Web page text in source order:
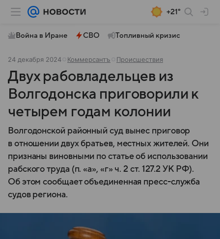
+21°
Война в Иране СВО Топливный кризис
24 декабря 2024 Коммерсантъ Происшествия
Двух рабовладельцев из
Волгодонска приговорили к
четырем годам колонии
Волгодонской районный суд вынес приговор
в отношении двух братьев, местных жителей. Они
признаны виновными по статье об использовании
рабского труда (п. «а», «г» ч. 2 ст. 127.2 УК РФ).
Об этом сообщает объединенная пресс-служба
судов региона.